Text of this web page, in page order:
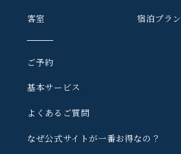
客室 宿泊プラン
ご予約
基本サービス
よくあるご質問
なぜ公式サイトが一番お得なの？